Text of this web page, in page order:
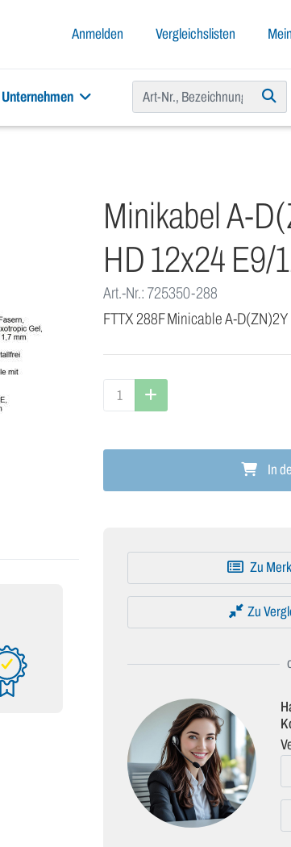
Anmelden Vergleichslisten
Unternehmen
Minikabel A-
HD 12x24 E9/
Art.-Nr.: 725350-288
FTTX 288F Minicable A-
In
Zu
Zu